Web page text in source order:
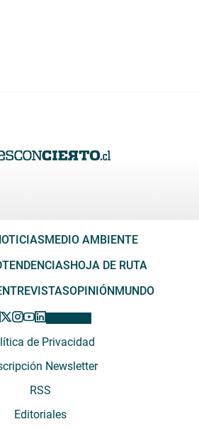
MEDIO AMBIENTE
TENDENCIASHOJA DE RUTA
OPINIÓNMUNDO
de Privacidad
Newsletter
RSS
Editoriales